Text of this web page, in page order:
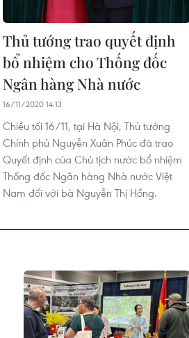
Thủ tướng trao quyết định
bổ nhiệm cho Thống đốc
Ngân hàng Nhà nước
16/11/2020 14:13
Chiều tối 16/11, tại Hà Nội, Thủ tướng
Chính phủ Nguyễn Xuân Phúc đã trao
Quyết định của Chủ tịch nước bổ nhiệm
Thống đốc Ngân hàng Nhà nước Việt
Nam đối với bà Nguyễn Thị Hồng.